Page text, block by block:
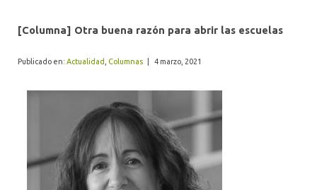
[Columna] Otra buena razón para abrir las escuelas
Publicado en: Actualidad Columnas 4 marzo, 2021